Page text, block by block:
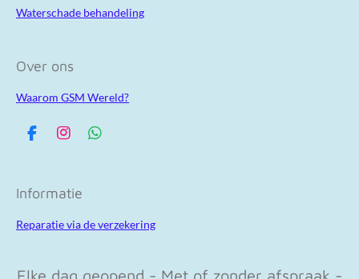
Waterschade behandeling
Over ons
Waarom GSM Wereld?
F
b
o
I
a
r
W
p
Informatie
Reparatie via de verzekering